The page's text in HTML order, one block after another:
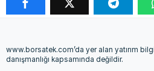
www.borsatek.com’da yer alan yatırım
danışmanlığı kapsamında değildir.